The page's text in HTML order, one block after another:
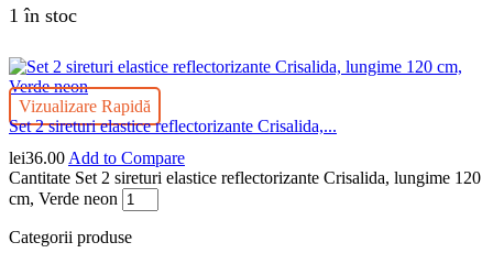
1 în stoc
Vizualizare Rapidă
Set 2 sireturi elastice reflectorizante Crisalida,...
lei36.00 Add to Compare
Cantitate Set 2 sireturi elastice reflectorizante Crisalida, lungime 120
cm, Verde neon
Categorii produse